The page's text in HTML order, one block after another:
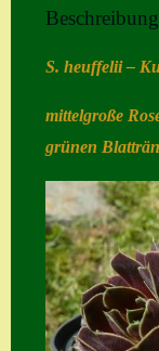
Beschreibung
S. heuffelii –
mittelgroße
grünen